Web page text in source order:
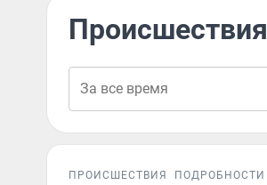
Происшествия
ПРОИСШЕСТВИЯ ПОДРОБНОСТИ